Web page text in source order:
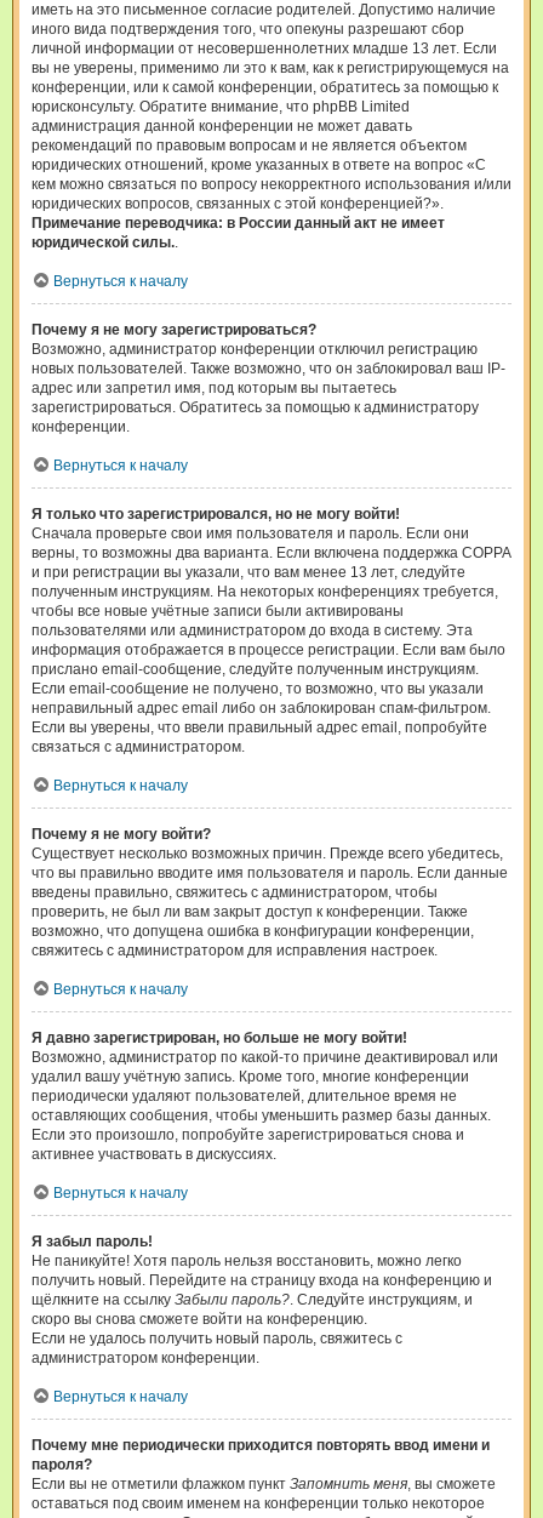
иметь на это письменное согласие родителей. Допустимо наличие
иного вида подтверждения того, что опекуны разрешают сбор
личной информации от несовершеннолетних младше 13 лет. Если
вы не уверены, применимо ли это к вам, как к регистрирующемуся на
конференции, или к самой конференции, обратитесь за помощью к
юрисконсульту. Обратите внимание, что phpBB Limited
администрация данной конференции не может давать
рекомендаций по правовым вопросам и не является объектом
юридических отношений, кроме указанных в ответе на вопрос «С
кем можно связаться по вопросу некорректного использования и/или
юридических вопросов, связанных с этой конференцией?».
Примечание переводчика: в России данный акт не имеет
юридической силы..
Вернуться к началу
Почему я не могу зарегистрироваться?
Возможно, администратор конференции отключил регистрацию
новых пользователей. Также возможно, что он заблокировал ваш IP-
адрес или запретил имя, под которым вы пытаетесь
зарегистрироваться. Обратитесь за помощью к администратору
конференции.
Вернуться к началу
Я только что зарегистрировался, но не могу войти!
Сначала проверьте свои имя пользователя и пароль. Если они
верны, то возможны два варианта. Если включена поддержка COPPA
и при регистрации вы указали, что вам менее 13 лет, следуйте
полученным инструкциям. На некоторых конференциях требуется,
чтобы все новые учётные записи были активированы
пользователями или администратором до входа в систему. Эта
информация отображается в процессе регистрации. Если вам было
прислано email-сообщение, следуйте полученным инструкциям.
Если email-сообщение не получено, то возможно, что вы указали
неправильный адрес email либо он заблокирован спам-фильтром.
Если вы уверены, что ввели правильный адрес email, попробуйте
связаться с администратором.
Вернуться к началу
Почему я не могу войти?
Существует несколько возможных причин. Прежде всего убедитесь,
что вы правильно вводите имя пользователя и пароль. Если данные
введены правильно, свяжитесь с администратором, чтобы
проверить, не был ли вам закрыт доступ к конференции. Также
возможно, что допущена ошибка в конфигурации конференции,
свяжитесь с администратором для исправления настроек.
Вернуться к началу
Я давно зарегистрирован, но больше не могу войти!
Возможно, администратор по какой-то причине деактивировал или
удалил вашу учётную запись. Кроме того, многие конференции
периодически удаляют пользователей, длительное время не
оставляющих сообщения, чтобы уменьшить размер базы данных.
Если это произошло, попробуйте зарегистрироваться снова и
активнее участвовать в дискуссиях.
Вернуться к началу
Я забыл пароль!
Не паникуйте! Хотя пароль нельзя восстановить, можно легко
получить новый. Перейдите на страницу входа на конференцию и
щёлкните на ссылку Забыли пароль?. Следуйте инструкциям, и
скоро вы снова сможете войти на конференцию.
Если не удалось получить новый пароль, свяжитесь с
администратором конференции.
Вернуться к началу
Почему мне периодически приходится повторять ввод имени и
пароля?
Если вы не отметили флажком пункт Запомнить меня, вы сможете
оставаться под своим именем на конференции только некоторое